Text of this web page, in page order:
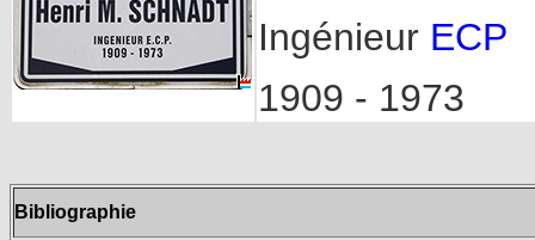
Ingénieur ECP
1909 - 1973
Bibliographie